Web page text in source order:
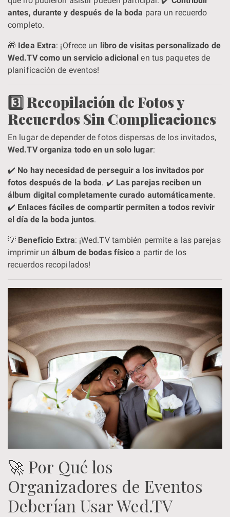
antes, durante y después de la boda para un recuerdo
completo.
🎁 Idea Extra: ¡Ofrece un libro de visitas personalizado de
Wed.TV como un servicio adicional en tus paquetes de
planificación de eventos!
3️⃣ Recopilación de Fotos y
Recuerdos Sin Complicaciones
En lugar de depender de fotos dispersas de los invitados,
Wed.TV organiza todo en un solo lugar:
✔️ No hay necesidad de perseguir a los invitados por
fotos después de la boda. ✔️ Las parejas reciben un
álbum digital completamente curado automáticamente.
✔️ Enlaces fáciles de compartir permiten a todos revivir
el día de la boda juntos.
💡 Beneficio Extra: ¡Wed.TV también permite a las parejas
imprimir unálbum de bodas físico a partir de los
recuerdos recopilados!
🚀 Por Qué los
Organizadores de Eventos
Deberían Usar Wed.TV